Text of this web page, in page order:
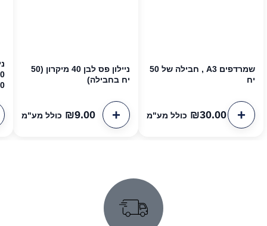
שמרדפים A3 , חבילה של 50
יח
₪30.00 כולל מע"מ
ניילון פס לבן 40 מיקרון (50
יח בחבילה)
₪9.00 כולל מע"מ
10